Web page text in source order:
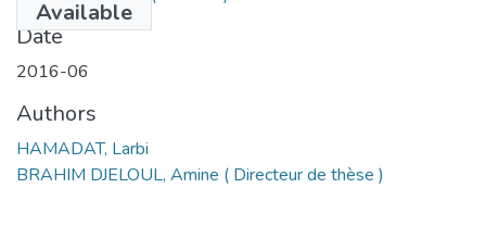
Available
Date
2016-06
Authors
HAMADAT, Larbi
BRAHIM DJELOUL, Amine ( Directeur de thèse )